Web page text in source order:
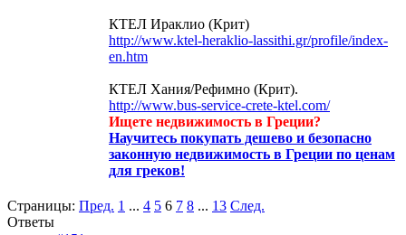
КТЕЛ Ираклио (Крит)
http://www.ktel-heraklio-lassithi.gr/profile/index-
en.htm
КТЕЛ Хания/Рефимно (Крит).
http://www.bus-service-crete-ktel.com/
Ищете недвижимость в Греции?
Научитесь покупать дешево и безопасно
законную недвижимость в Греции по ценам
для греков!
Страницы: Пред. 1 ... 4 5 6 7 8 ... 13 След.
Ответы